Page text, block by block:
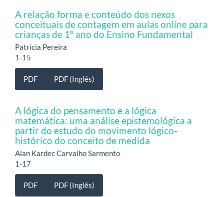
A relação forma e conteúdo dos nexos
conceituais de contagem em aulas online para
crianças de 1º ano do Ensino Fundamental
Patrícia Pereira
1-15
PDF PDF (Inglês)
A lógica do pensamento e a lógica
matemática: uma análise epistemológica a
partir do estudo do movimento lógico-
histórico do conceito de medida
Alan Kardec Carvalho Sarmento
1-17
PDF PDF (Inglês)